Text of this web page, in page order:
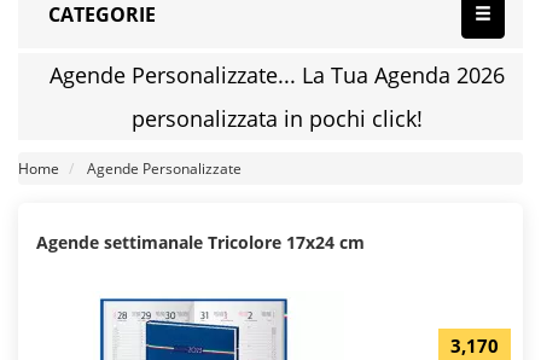
CATEGORIE
Agende Personalizzate... La Tua Agenda 2026
personalizzata in pochi click!
Home Agende Personalizzate
Agende settimanale Tricolore 17x24 cm
3,170